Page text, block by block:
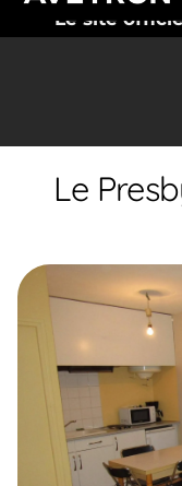
Le site
Le